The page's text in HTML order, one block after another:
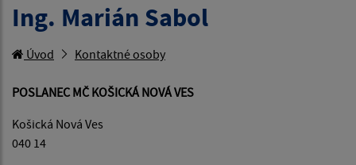
Ing. Marián Sabol
Úvod Kontaktné osoby
POSLANEC MČ KOŠICKÁ NOVÁ VES
Košická Nová Ves
040 14